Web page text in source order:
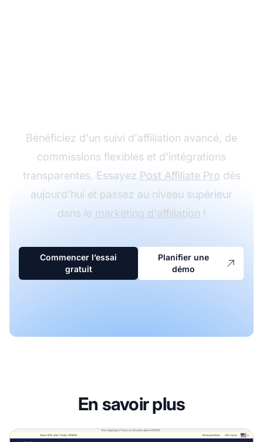
Bénéficiez d'un suivi d'affiliation avancé, de
commissions flexibles et d'intégrations
transparentes. Essayez Post Affiliate Pro dès
aujourd'hui et passez au niveau supérieur
dans le marketing d'affiliation !
Commencer l’essai
gratuit
Planifier une
démo
En savoir plus
Programme d'affiliation Paw.com